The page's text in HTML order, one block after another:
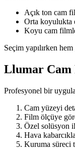
Açık ton cam
Orta koyulukta
Koyu cam
Seçim yapılırken
Llumar Cam
Profesyonel bir
Cam yüzeyi
Film ölçüye
Özel solüsyon
Hava
Kuruma süreci